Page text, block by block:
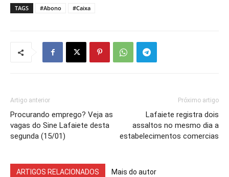
TAGS #Abono #Caixa
Artigo anterior
Procurando emprego? Veja as
vagas do Sine Lafaiete desta
segunda (15/01)
Próximo artigo
Lafaiete registra dois
assaltos no mesmo dia a
estabelecimentos comercias
ARTIGOS RELACIONADOS Mais do autor